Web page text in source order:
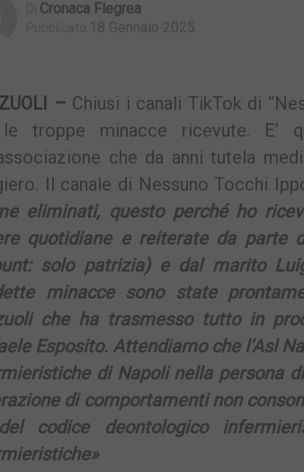
Cronaca Flegrea
18 Gennaio 2025
– Chiusi i canali TikTok di
troppe minacce ricevute. E’
che da anni tutela
Il canale di Nessuno Tocchi
eliminati, questo perché ho
quotidiane e reiterate da parte
solo patrizia) e dal marito
minacce sono state
che ha trasmesso tutto in
Esposito. Attendiamo che l’Asl
di Napoli nella persona
di comportamenti non
codice deontologico